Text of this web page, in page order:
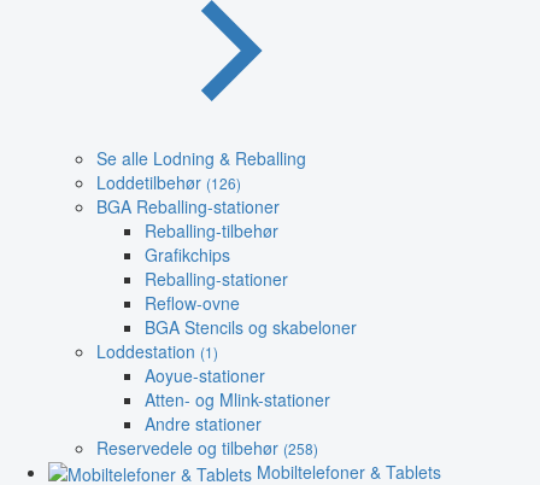
Se alle Lodning & Reballing
Loddetilbehør (126)
BGA Reballing-stationer
Reballing-tilbehør
Grafikchips
Reballing-stationer
Reflow-ovne
BGA Stencils og skabeloner
Loddestation (1)
Aoyue-stationer
Atten- og Mlink-stationer
Andre stationer
Reservedele og tilbehør (258)
Mobiltelefoner & Tablets